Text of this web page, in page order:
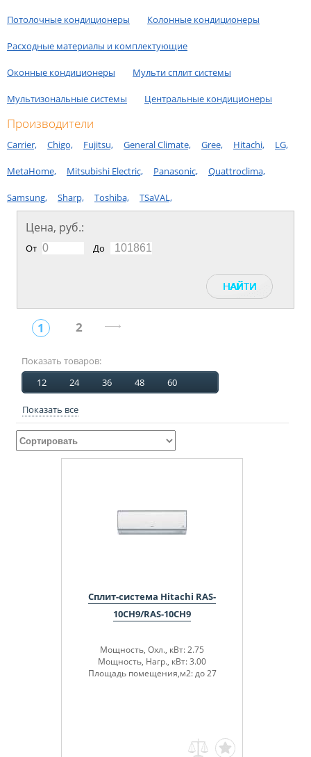
Потолочные кондиционеры Колонные кондиционеры
Расходные материалы и комплектующие
Оконные кондиционеры Мульти сплит системы
Мультизональные системы Центральные кондиционеры
Производители
Carrier, Chigo, Fujitsu, General Climate, Gree, Hitachi, LG,
MetaHome, Mitsubishi Electric, Panasonic, Quattroclima,
Samsung, Sharp, Toshiba, TSaVAL,
Цена, руб.:
От До
1 2
Показать товаров:
12
24 36 48 60
Показать все
Сплит-система Hitachi RAS-
10CH9/RAS-10CH9
Мощность, Охл., кВт: 2.75
Мощность, Нагр., кВт: 3.00
Площадь помещения,м2: до 27